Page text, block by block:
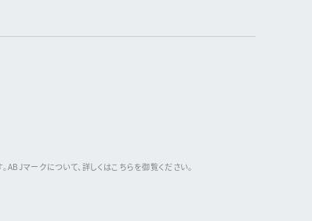
マークについて、詳しくはこちらを御覧ください。